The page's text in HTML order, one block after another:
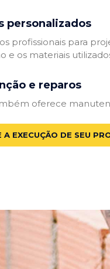
personalizados
profissionais para
e os materiais
e reparos
oferece
A EXECUÇÃO DE SEU